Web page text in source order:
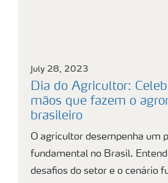
July 28, 2023
Dia do Agricultor:
mãos que fazem o
brasileiro
O agricultor desempenha um
fundamental no Brasil.
desafios do setor e o cenário